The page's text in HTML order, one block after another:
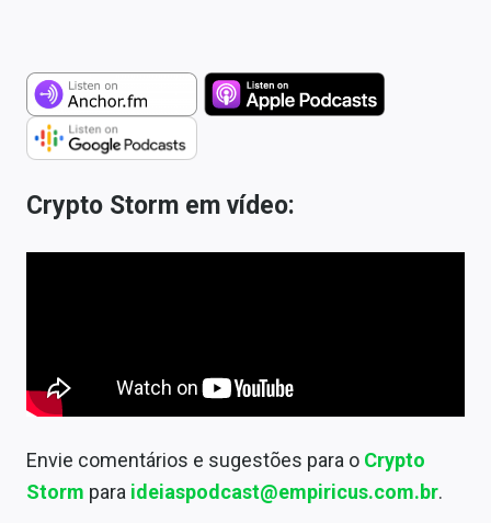
Crypto Storm em vídeo:
Envie comentários e sugestões para o Crypto
Storm para ideiaspodcast@empiricus.com.br.